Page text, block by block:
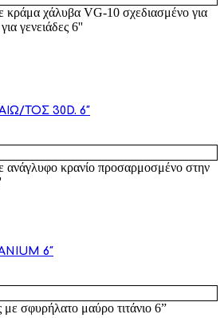
κράμα χάλυβα VG-10 σχεδιασμένο για
γενειάδες 6''
ΤΟΣ 30D. 6″
ανάγλυφο κρανίο προσαρμοσμένο στην
6″
με σφυρήλατο μαύρο τιτάνιο 6”